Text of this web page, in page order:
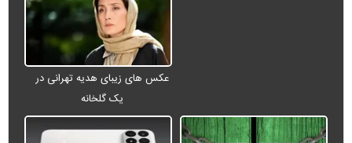
عکس های زیبای هدیه تهرانی در
یک گلخانه